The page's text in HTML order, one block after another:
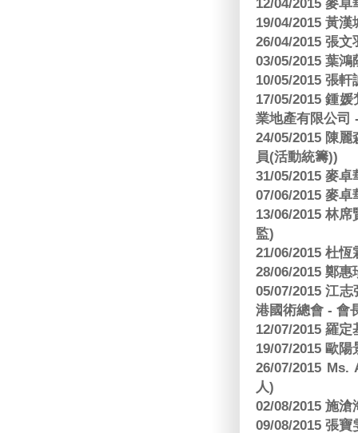
12/04/2015 麥
19/04/2015 黃
26/04/2015 張
03/05/2015 葉
10/05/2015 張
17/05/2015 鍾
業地產有限公司
24/05/2015 陳
員(活動統籌))
31/05/2015 麥
07/06/2015 麥
13/06/2015 林
監)
21/06/2015 杜
28/06/2015 鄭
05/07/2015 江
港國術總會 - 會
12/07/2015 羅
19/07/2015 歐
26/07/2015
人)
02/08/2015 施
09/08/2015 張